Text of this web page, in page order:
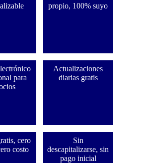
propio, 100% suyo
para
Actualizaciones
diarias gratis
cero
costo
Sin
descapitalizarse, sin
pago inicial